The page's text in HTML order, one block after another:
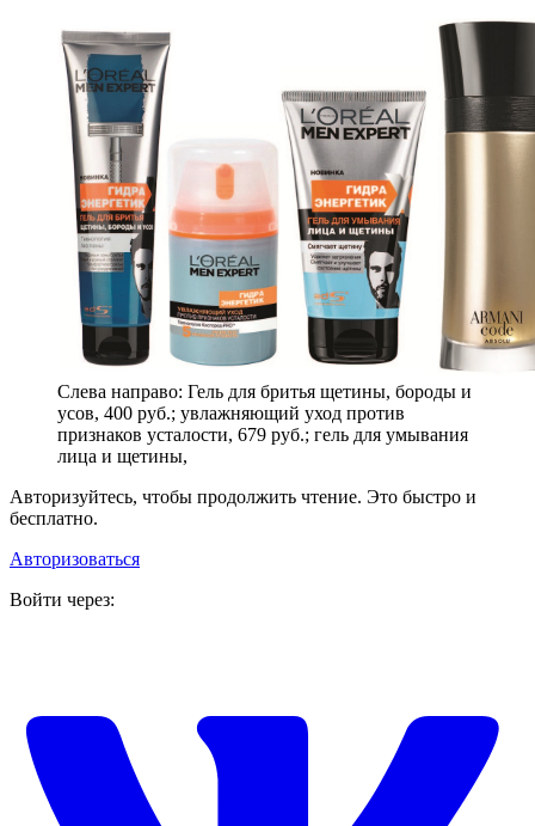
Слева направо: Гель для бритья щетины, бороды и
усов, 400 руб.; увлажняющий уход против
признаков усталости, 679 руб.; гель для умывания
лица и щетины,
Авторизуйтесь, чтобы продолжить чтение. Это быстро и
бесплатно.
Авторизоваться
Войти через: